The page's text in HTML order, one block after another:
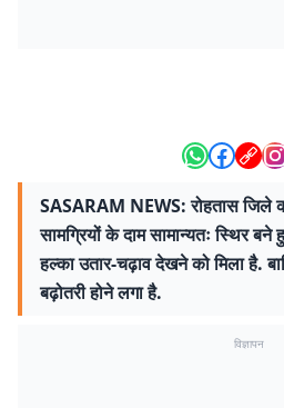
SASARAM NEWS: रोहतास जिले
सामग्रियों के दाम सामान्यतः स्थिर
हल्का उतार-चढ़ाव देखने को मिला है.
बढ़ोतरी होने लगा है.
विज्ञापन